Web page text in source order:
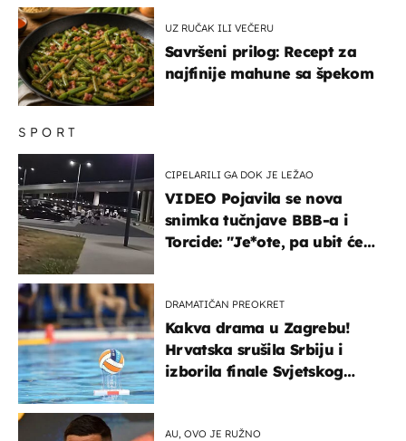
SPORT
CIPELARILI GA DOK JE LEŽAO
VIDEO Pojavila se nova
snimka tučnjave BBB-a i
Torcide: "Je*ote, pa ubit će
DRAMATIČAN PREOKRET
Kakva drama u Zagrebu!
Hrvatska srušila Srbiju i
izborila finale Svjetskog
AU, OVO JE RUŽNO
UZ RUČAK ILI VEČERU
Savršeni prilog: Recept za
najfinije mahune sa špekom